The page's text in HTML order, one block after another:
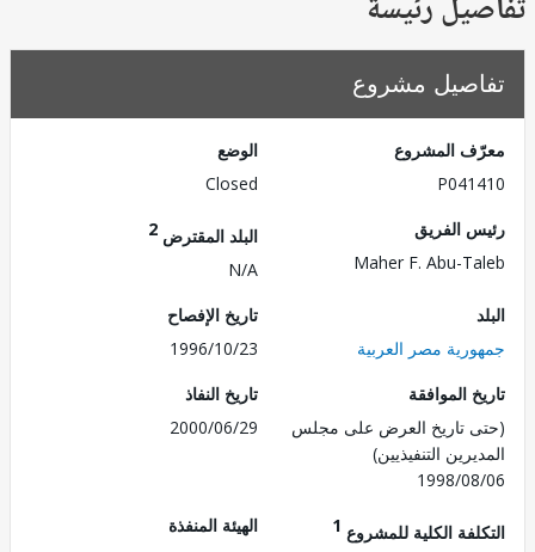
رئيسة
مشروع
المشروع
الفريق
Maher F. Abu-
البلد المقترض
مصر العربية
تاريخ الإفصاح
1996/10/23
الموافقة
تاريخ العرض على مجلس
التنفيذيين)
1998/
تاريخ النفاذ
2000/06/29
الكلية للمشروع1
الهيئة المنفذة